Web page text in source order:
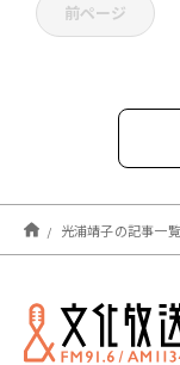
前ページ
光浦靖子の記事一覧